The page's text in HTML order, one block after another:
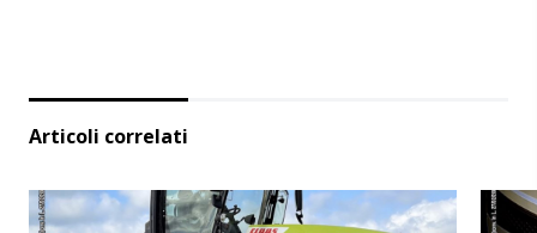
Articoli correlati